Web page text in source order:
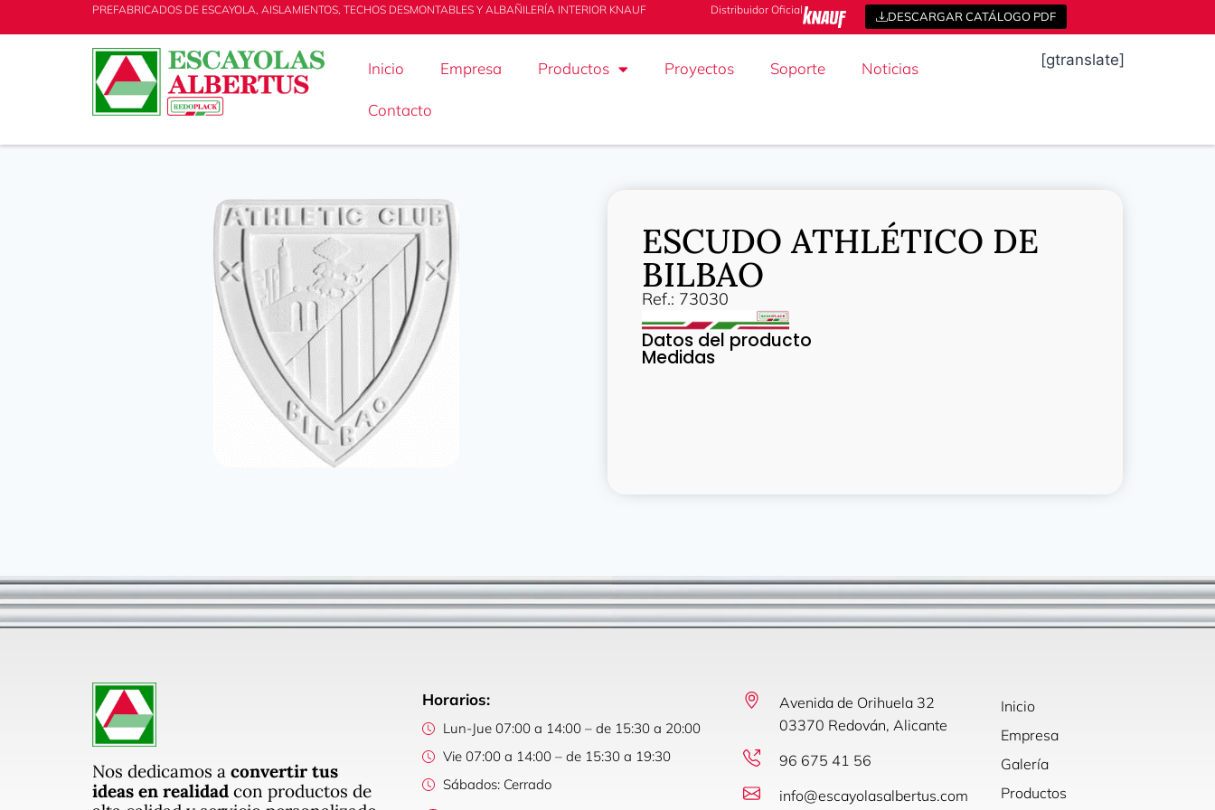
PREFABRICADOS DE ESCAYOLA, AISLAMIENTOS, TECHOS DESMONTABLES Y ALBAÑILERÍA INTERIOR KNAUF Distribuidor Oficial DESCARGAR CATÁLOGO PDF
Inicio Empresa Productos Proyectos Soporte Noticias
Contacto
[gtranslate]
ESCUDO ATHLÉTICO DE
BILBAO
Ref.: 73030
Datos del producto
Medidas
Nos dedicamos a convertir tus
ideas en realidad con productos de
Horarios:
Lun-Jue 07:00 a 14:00 – de 15:30 a 20:00
Vie 07:00 a 14:00 – de 15:30 a 19:30
Sábados: Cerrado
Avenida de Orihuela 32
03370 Redován, Alicante
96 675 41 56
info@escayolasalbertus.com
Inicio
Empresa
Galería
Productos